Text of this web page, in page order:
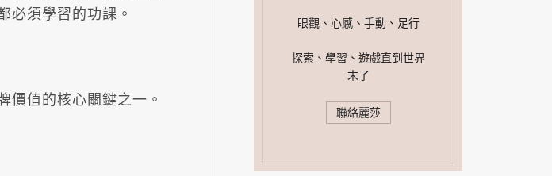
必須學習的功課。
價值的核心關鍵之一。
眼觀、心感、手動、足行
探索、學習、遊戲直到世界
末了
聯絡麗莎